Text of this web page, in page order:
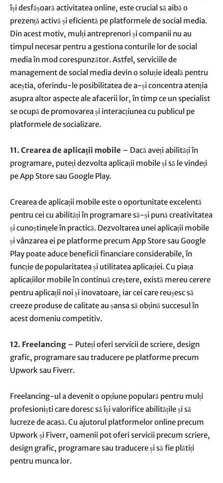
își desfășoară activitatea online, este crucial să aibă o
prezență activă și eficientă pe platformele de social media.
Din acest motiv, mulți antreprenori și companii nu au
timpul necesar pentru a gestiona conturile lor de social
media în mod corespunzător. Astfel, serviciile de
management de social media devin o soluție ideală pentru
aceștia, oferindu-le posibilitatea de a-și concentra atenția
asupra altor aspecte ale afacerii lor, în timp ce un specialist
se ocupă de promovarea și interacțiunea cu publicul pe
platformele de socializare.
11. Crearea de aplicații mobile – Dacă aveți abilități în
programare, puteți dezvolta aplicații mobile și să le vindeți
pe App Store sau Google Play.
Crearea de aplicații mobile este o oportunitate excelentă
pentru cei cu abilități în programare să-și pună creativitatea
și cunoștințele în practică. Dezvoltarea unei aplicații mobile
și vânzarea ei pe platforme precum App Store sau Google
Play poate aduce beneficii financiare considerabile, în
funcție de popularitatea și utilitatea aplicației. Cu piața
aplicațiilor mobile în continuă creștere, există mereu cerere
pentru aplicații noi și inovatoare, iar cei care reușesc să
creeze produse de calitate au șansa să obțină succesul în
acest domeniu competitiv.
12. Freelancing – Puteți oferi servicii de scriere, design
grafic, programare sau traducere pe platforme precum
Upwork sau Fiverr.
Freelancing-ul a devenit o opțiune populară pentru mulți
profesioniști care doresc să își valorifice abilitățile și să
lucreze de acasă. Cu ajutorul platformelor online precum
Upwork și Fiverr, oamenii pot oferi servicii precum scriere,
design grafic, programare sau traducere și să fie plătiți
pentru munca lor.